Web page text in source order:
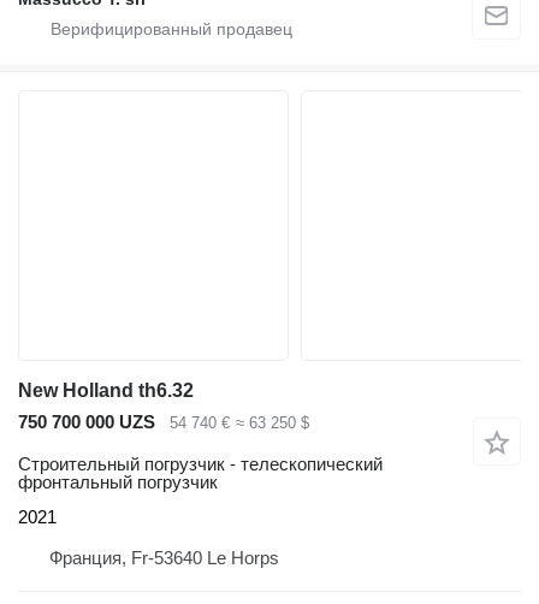
New Holland th6.32
750 700 000 UZS
54 740 € ≈ 63 250 $
Строительный погрузчик - телескопический
фронтальный погрузчик
2021
Франция, Fr-53640 Le Horps